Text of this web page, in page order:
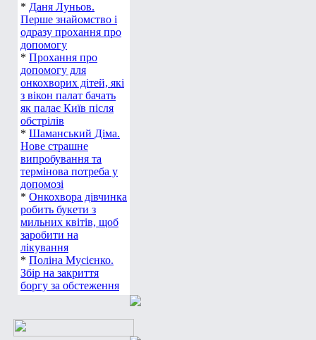
* Даня Луньов.
Перше знайомство і
одразу прохання про
допомогу
* Прохання про
допомогу для
онкохворих дітей, які
з вікон палат бачать
як палає Київ після
обстрілів
* Шаманський Діма.
Нове страшне
випробування та
термінова потреба у
допомозі
* Онкохвора дівчинка
робить букети з
мильних квітів, щоб
заробити на
лікування
* Поліна Мусієнко.
Збір на закриття
боргу за обстеження